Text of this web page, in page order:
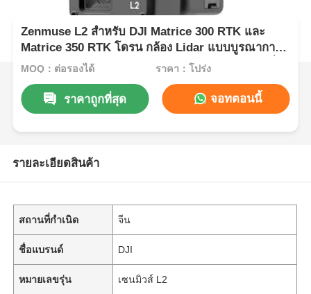
Zenmuse L2 สำหรับ DJI Matrice 300 RTK และ
Matrice 350 RTK โดรน กล้อง Lidar แบบบูรณาการ
H30T สำหรับการตอบสนองเหตุฉุกเฉิน/การทำแผนที่
MOQ：ต่อรองได้ ราคา：โปร่ง
ราคาถูกที่สุด จอทตอนนี้
รายละเอียดสินค้า
สถานที่กำเนิด จีน
ชื่อแบรนด์ DJI
หมายเลขรุ่น เซนมิวส์ L2